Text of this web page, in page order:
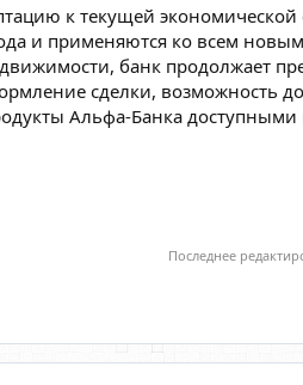
к текущей экономической
и применяются ко всем
банк продолжает
сделки, возможность
Альфа-Банка
Последнее